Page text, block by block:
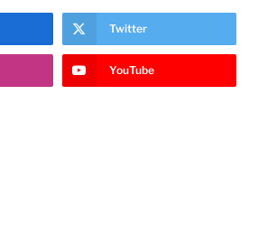
Twitter
YouTube